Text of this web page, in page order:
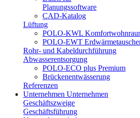
Planungssoftware
CAD-Katalog
Lüftung
POLO-KWL
POLO-EWT
Rohr- und Kabeldurchführung
Abwasserentsorgung
POLO-ECO plus Premium
Brückenentwässerung
Referenzen
Unternehmen Unternehmen
Geschäftszweige
Geschäftsführung